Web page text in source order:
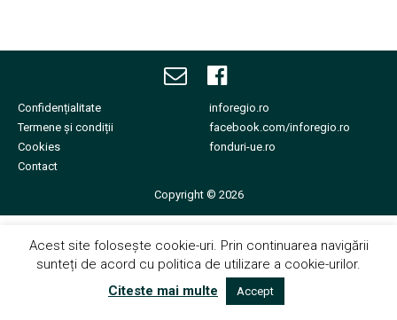
Confidențialitate
Termene și condiții
Cookies
Contact
inforegio.ro
facebook.com/inforegio.ro
fonduri-ue.ro
Copyright © 2026
Acest site folosește cookie-uri. Prin continuarea navigării
sunteți de acord cu politica de utilizare a cookie-urilor.
Citeste mai multe
Accept